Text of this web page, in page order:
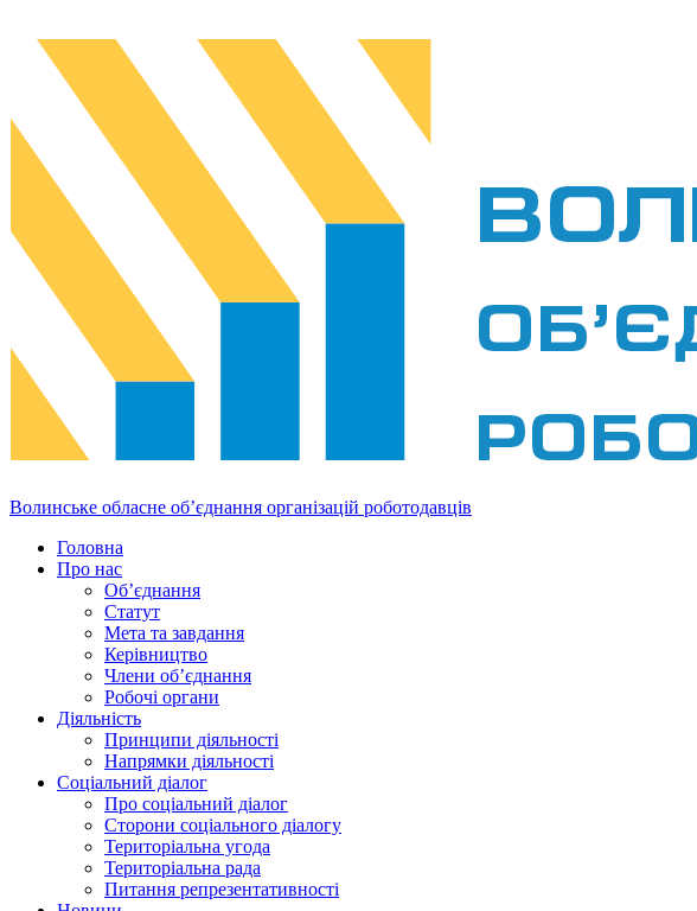
Волинське обласне об’єднання організацій роботодавців
Головна
Про нас
Об’єднання
Статут
Мета та завдання
Керівництво
Члени об’єднання
Робочі органи
Діяльність
Принципи діяльності
Напрямки діяльності
Соціальний діалог
Про соціальний діалог
Сторони соціального діалогу
Територіальна угода
Територіальна рада
Питання репрезентативності